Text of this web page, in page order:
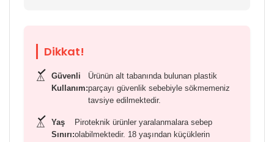
Dikkat!
⚠️
Güvenli
Kullanım:
Ürünün alt tabanında bulunan plastik
parçayı güvenlik sebebiyle sökmemeniz
tavsiye edilmektedir.
⚠️
Yaş
Sınırı:
Piroteknik ürünler yaralanmalara sebep
olabilmektedir. 18 yaşından küçüklerin